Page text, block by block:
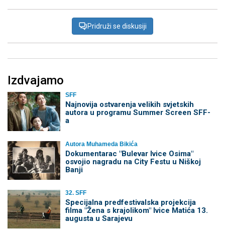
Pridruži se diskusiji
Izdvajamo
SFF
Najnovija ostvarenja velikih svjetskih
autora u programu Summer Screen SFF-
a
Autora Muhameda Bikića
Dokumentarac "Bulevar Ivice Osima"
osvojio nagradu na City Festu u Niškoj
Banji
32. SFF
Specijalna predfestivalska projekcija
filma "Žena s krajolikom" Ivice Matića 13.
augusta u Sarajevu